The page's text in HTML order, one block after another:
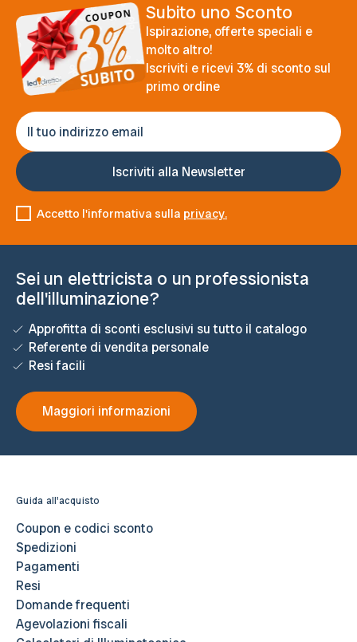
Subito uno Sconto
Ispirazione, offerte speciali e
molto altro!
Iscriviti e ricevi 3% di sconto sul
primo ordine
Accetto l'informativa sulla privacy.
Sei un elettricista o un professionista
dell'illuminazione?
Approfitta di sconti esclusivi su tutto il catalogo
Referente di vendita personale
Resi facili
Maggiori informazioni
Guida all'acquisto
Coupon e codici sconto
Spedizioni
Pagamenti
Resi
Domande frequenti
Agevolazioni fiscali